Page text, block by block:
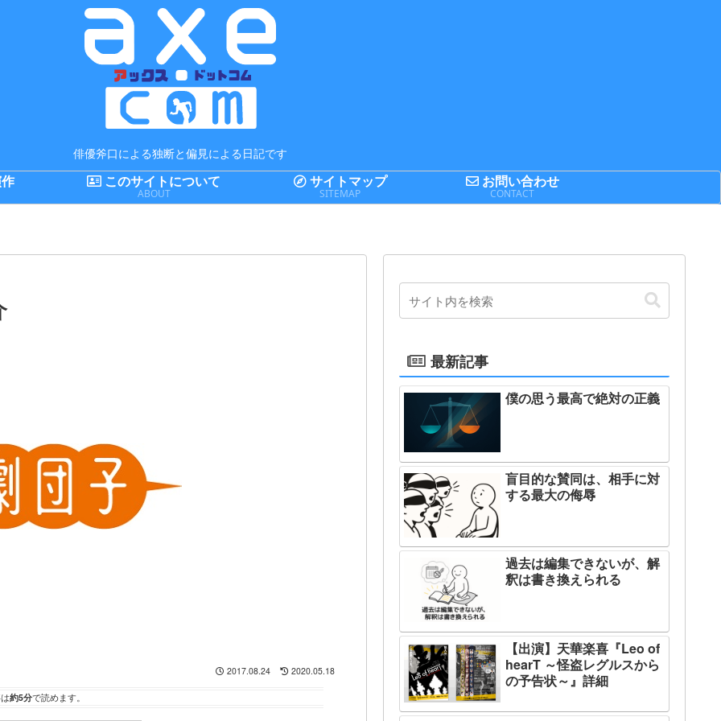
俳優斧口による独断と偏見による日記です
このサイトについて
ABOUT
サイトマップ
SITEMAP
お問い合わせ
CONTACT
2017.08.24 2020.05.18
約5分で読めます。
最新記事
僕の思う最高で絶対の正義
盲目的な賛同は、相手に対
する最大の侮辱
過去は編集できないが、解
釈は書き換えられる
【出演】天華楽喜『Leo of
hearT ～怪盗レグルスから
の予告状～』詳細